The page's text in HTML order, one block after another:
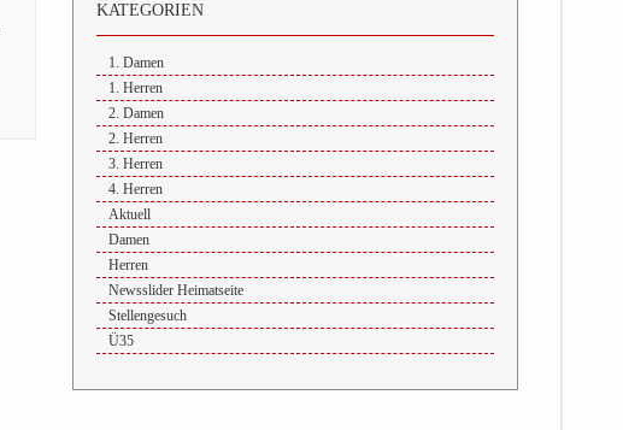
KATEGORIEN
1. Damen
1. Herren
2. Damen
2. Herren
3. Herren
4. Herren
Aktuell
Damen
Herren
Newsslider Heimatseite
Stellengesuch
Ü35